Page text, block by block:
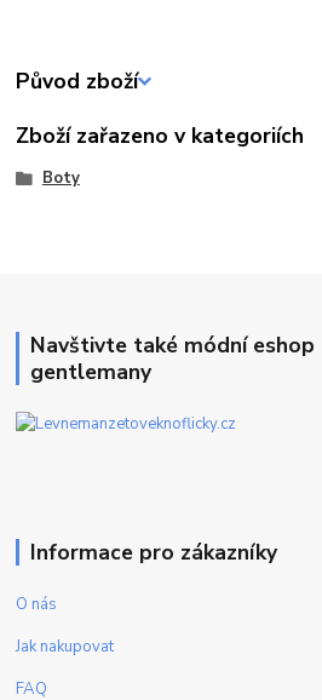
Původ zboží
Zboží zařazeno v kategoriích
Boty
Navštivte také módní
gentlemany
Informace pro zákazníky
O nás
Jak nakupovat
FAQ